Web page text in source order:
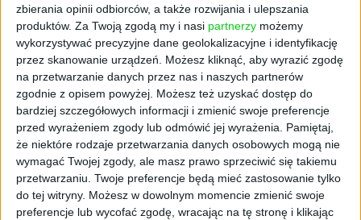
zbierania opinii odbiorców, a także rozwijania i ulepszania
produktów. Za Twoją zgodą my i nasi partnerzy możemy
wykorzystywać precyzyjne dane geolokalizacyjne i identyfikację
przez skanowanie urządzeń. Możesz kliknąć, aby wyrazić zgodę
na przetwarzanie danych przez nas i naszych partnerów
zgodnie z opisem powyżej. Możesz też uzyskać dostęp do
bardziej szczegółowych informacji i zmienić swoje preferencje
przed wyrażeniem zgody lub odmówić jej wyrażenia.
Pamiętaj,
że niektóre rodzaje przetwarzania danych osobowych mogą nie
wymagać Twojej zgody, ale masz prawo sprzeciwić się takiemu
przetwarzaniu. Twoje preferencje będą mieć zastosowanie tylko
do tej witryny. Możesz w dowolnym momencie zmienić swoje
preferencje lub wycofać zgodę, wracając na tę stronę i klikając
komponenty sukcesu startupu. Podali kilka,
ale najważniejszy był „komponent
zapierdalania”. Takie były nasze początki,
praca po 16 godzin dziennie – wspomina.
Firma przez lata rozwijała się wyłącznie
z pieniędzy wspólników i zysków ze
sprzedaży. Pierwsza runda venture capital
odbyła się dopiero w 2012 r. – zaangażował się
w nią anioł biznesu Krystian Stypuła. Polski
rynek startupowy dopiero raczkował. Luxon
LED pozyskał 1,5 mln zł, przy czym w ciągu